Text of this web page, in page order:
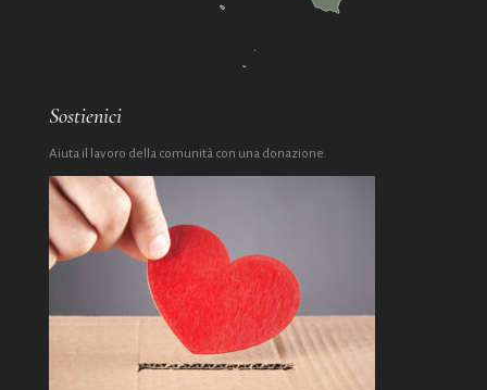
Sostienici
Aiuta il lavoro della comunità con una donazione.